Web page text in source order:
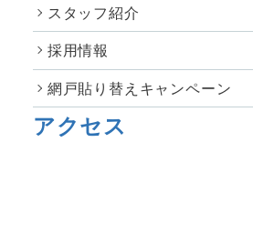
スタッフ紹介
採用情報
網戸貼り替えキャンペーン
アクセス